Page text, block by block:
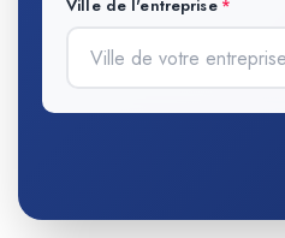
Ville de l'entreprise